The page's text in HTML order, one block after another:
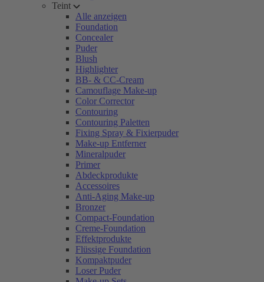
Teint
Alle anzeigen
Foundation
Concealer
Puder
Blush
Highlighter
BB- & CC-Cream
Camouflage Make-up
Color Corrector
Contouring
Contouring Paletten
Fixing Spray & Fixierpuder
Make-up Entferner
Mineralpuder
Primer
Abdeckprodukte
Accessoires
Anti-Aging Make-up
Bronzer
Compact-Foundation
Creme-Foundation
Effektprodukte
Flüssige Foundation
Kompaktpuder
Loser Puder